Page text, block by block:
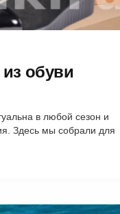
из обуви
в любой сезон и
Здесь мы собрали для